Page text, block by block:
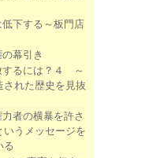
下する～板門店
幕引き
するには？４ ～
された歴史を見抜
者の横暴を許さ
いうメッセージを
る